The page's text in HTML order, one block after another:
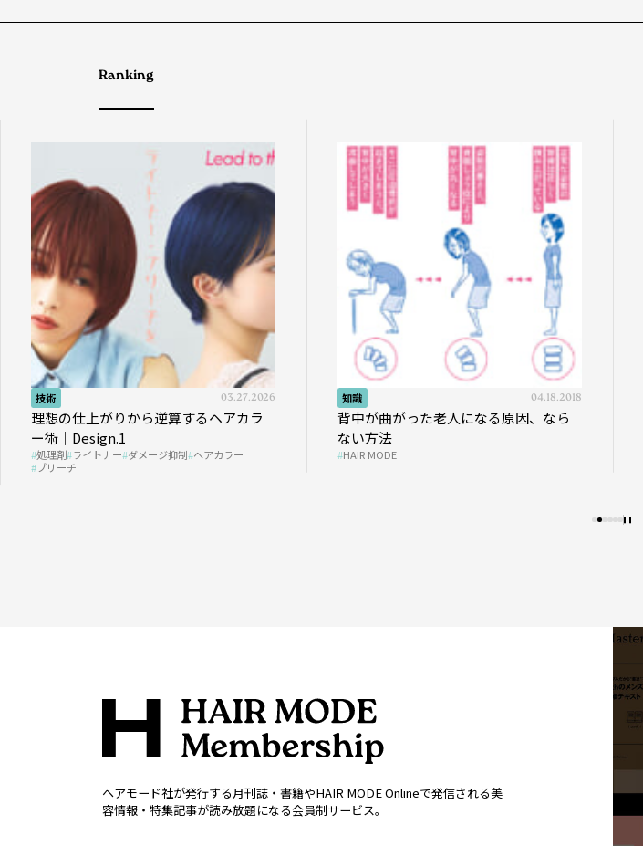
Ranking
技術 03.27.2026
理想の仕上がりから逆算するヘアカラ
ー術｜Design.1
処理剤 ライトナー ダメージ抑制 ヘアカラー
ブリーチ
知識 04.18.2018
背中が曲がった老人になる原因、なら
ない方法
HAIR MODE
ヘアモード社が発行する月刊誌・書籍やHAIR MODE Onlineで発信される美
容情報・特集記事が読み放題になる会員制サービス。